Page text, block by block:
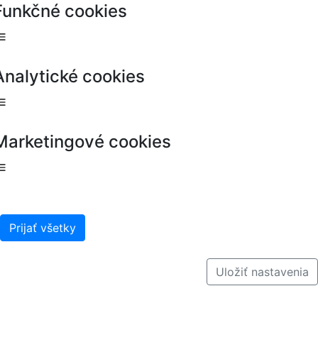
cookies
cookies
cookies
Prijať všetky
Uložiť nastavenia